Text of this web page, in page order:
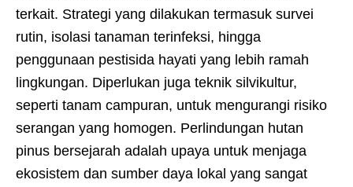
terkait. Strategi yang dilakukan termasuk survei
rutin, isolasi tanaman terinfeksi, hingga
penggunaan pestisida hayati yang lebih ramah
lingkungan. Diperlukan juga teknik silvikultur,
seperti tanam campuran, untuk mengurangi risiko
serangan yang homogen. Perlindungan hutan
pinus bersejarah adalah upaya untuk menjaga
ekosistem dan sumber daya lokal yang sangat